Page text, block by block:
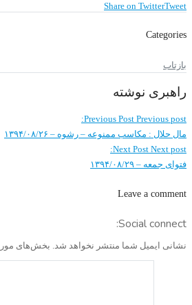
Share on TwitterTweet
Categories
بازتاب
راهبری نوشته
Previous Post Previous post:
مال حلال : مکاسب ممنوعه – رشوه – ۱۳۹۴/۰۸/۲۶
Next Post Next post:
فتوای جمعه – ۱۳۹۴/۰۸/۲۹
Leave a comment
Social connect:
نشانی ایمیل شما منتشر نخواهد شد. بخش‌های